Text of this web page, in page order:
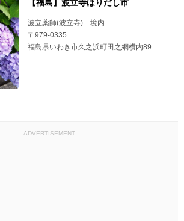
【福島】波立寺ほりだし市
波立薬師(波立寺) 境内
〒979-0335
福島県いわき市久之浜町田之網横内89
ADVERTISEMENT